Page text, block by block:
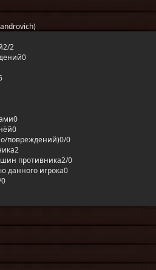
2/2
0
0
0
повреждений)0/0
2
противника2/0
данного игрока0